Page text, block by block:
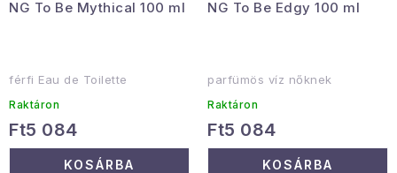
NG To Be Mythical 100 ml
férfi Eau de Toilette
Raktáron
Ft5 084
KOSÁRBA
NG To Be Edgy 100 ml
parfümös víz nőknek
Raktáron
Ft5 084
KOSÁRBA